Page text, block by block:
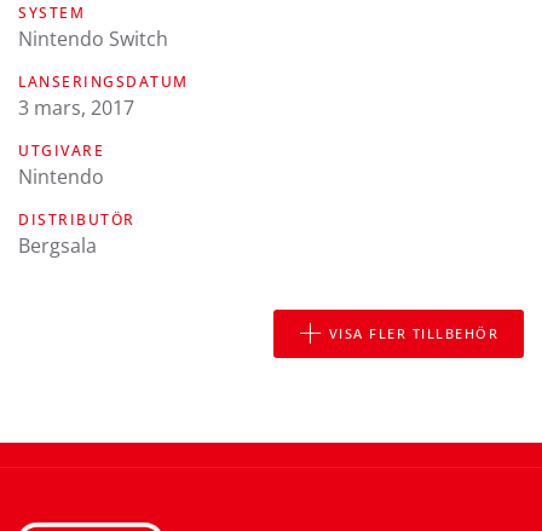
SYSTEM
Nintendo Switch
LANSERINGSDATUM
3 mars, 2017
UTGIVARE
Nintendo
DISTRIBUTÖR
Bergsala
VISA FLER TILLBEHÖR